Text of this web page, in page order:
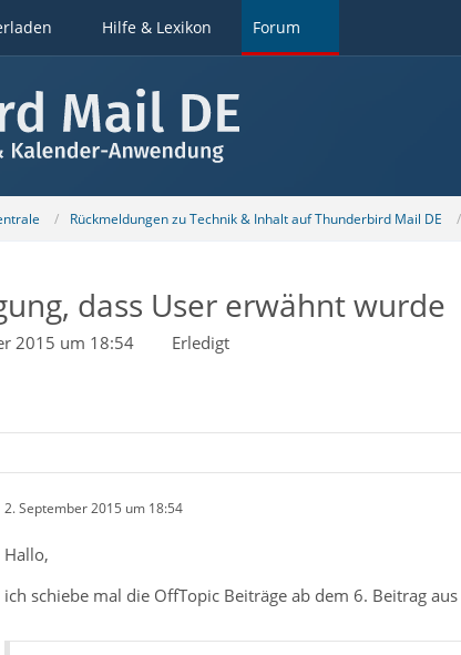
Hilfe & Lexikon Forum
Rückmeldungen zu Technik & Inhalt auf Thunderbird Mail DE
dass User erwähnt wurde
2015 um 18:54 Erledigt
2. September 2015 um 18:54
Hallo,
ich schiebe mal die OffTopic Beiträge ab dem 6. Beitrag aus